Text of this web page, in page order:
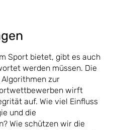
Sport bietet, gibt es auch
werden müssen. Die
zur
wirft
auf. Wie viel Einfluss
und die
Wie schützen wir die